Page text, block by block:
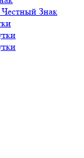
Честный Знак